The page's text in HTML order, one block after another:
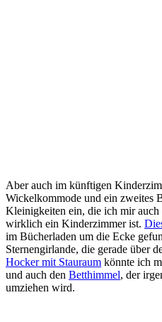
Aber auch im künftigen
Wickelkommode und ein zweites
Kleinigkeiten ein, die ich mir
wirklich ein Kinderzimmer ist.
im Bücherladen um die Ecke
Sternengirlande, die gerade über
Hocker mit Stauraum könnte ich
und auch den Betthimmel, der
umziehen wird.